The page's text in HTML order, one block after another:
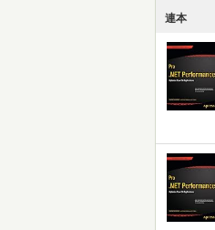
連本